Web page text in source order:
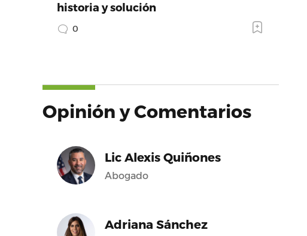
historia y solución
0
Opinión y Comentarios
Lic Alexis Quiñones
Abogado
Adriana Sánchez